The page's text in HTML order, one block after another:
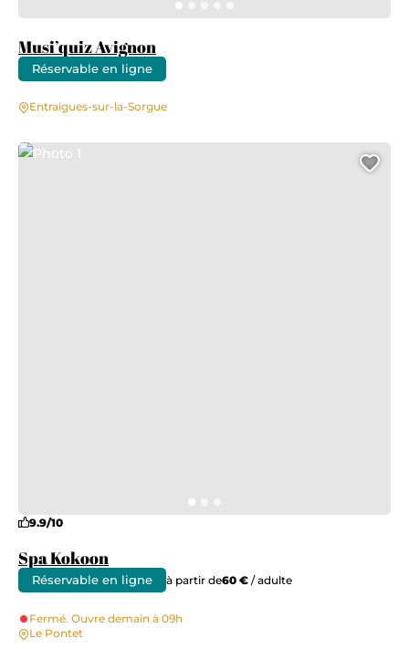
Musi’quiz Avignon
Réservable en ligne
Entraigues-sur-la-Sorgue
Spa Kokoon
9.9/10
Réservable en ligne à partir de60 € / adulte
Fermé. Ouvre demain à 09h
Le Pontet
Photo 1